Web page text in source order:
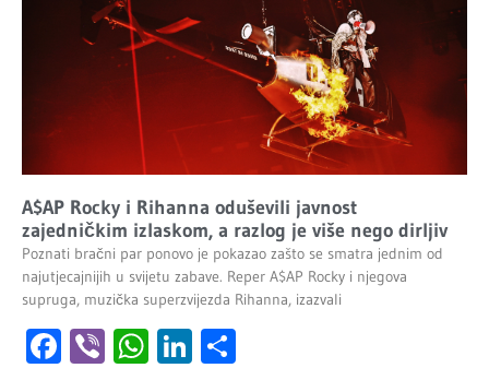
A$AP Rocky i Rihanna oduševili javnost
zajedničkim izlaskom, a razlog je više nego dirljiv
Poznati bračni par ponovo je pokazao zašto se smatra jednim od
najutjecajnijih u svijetu zabave. Reper A$AP Rocky i njegova
supruga, muzička superzvijezda Rihanna, izazvali
Facebook
ViberWhatsApp
LinkedIn